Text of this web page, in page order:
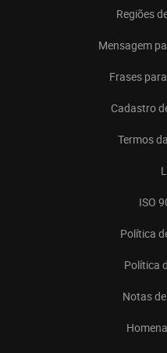
Regiões
Mensagem
Frases
Cadastro
Termos
ISO
Política
Política
Notas